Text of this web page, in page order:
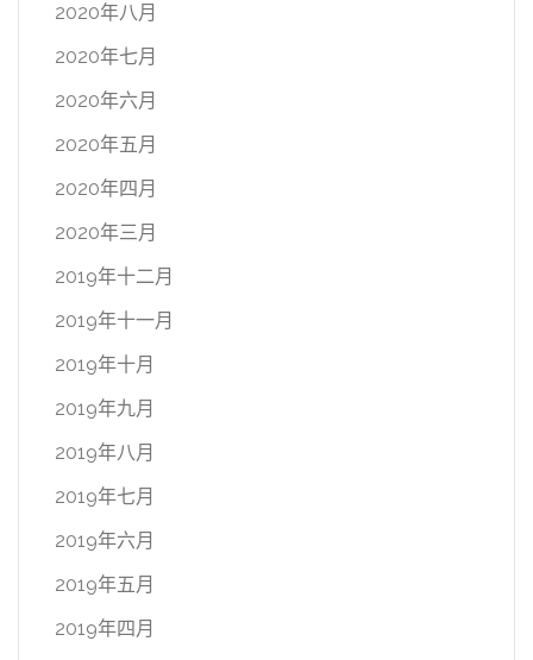
2020年八月
2020年七月
2020年六月
2020年五月
2020年四月
2020年三月
2019年十二月
2019年十一月
2019年十月
2019年九月
2019年八月
2019年七月
2019年六月
2019年五月
2019年四月